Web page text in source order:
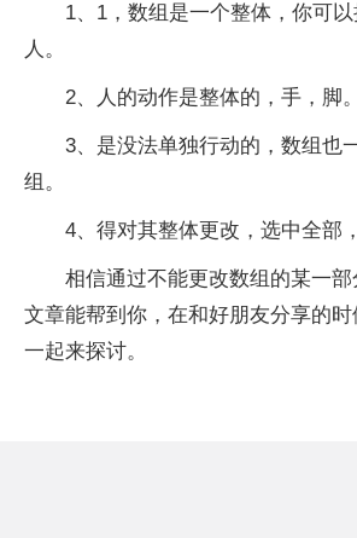
1、1，数组是一个整体，你可
人。
2、人的动作是整体的，手，脚。
3、是没法单独行动的，数组也
组。
4、得对其整体更改，选中全部
相信通过不能更改数组的某一
文章能帮到你，在和好朋友分享的
一起来探讨。